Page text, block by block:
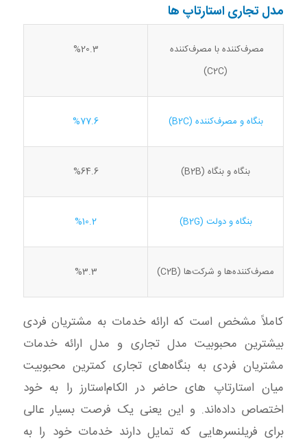
مدل تجاری استارتاپ ها
مصرف‌کننده با مصرف‌کننده
(C2C)
%20.3
بنگاه و مصرف‌کننده (B2C) %77.6
بنگاه و بنگاه (B2B) %64.6
بنگاه و دولت (B2G) %10.2
مصرف‌کننده‌ها و شرکت‌ها (C2B) %3.3
کاملاً مشخص است که ارائه خدمات به مشتریان فردی
بیشترین محبوبیت مدل تجاری و مدل ارائه خدمات
مشتریان فردی به بنگاه‌های تجاری کمترین محبوبیت
میان استارتاپ های حاضر در الکام‌استارز را به خود
اختصاص داده‌اند. و این یعنی یک فرصت بسیار عالی
برای فریلنسرهایی که تمایل دارند خدمات خود را به